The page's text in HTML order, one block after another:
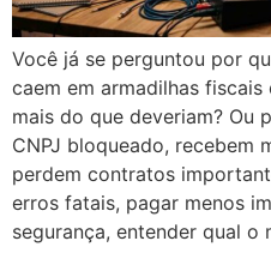
Você já se perguntou por
caem em armadilhas
mais do que deveriam? Ou
CNPJ bloqueado, recebem
perdem contratos
erros fatais, pagar menos
segurança, entender qual